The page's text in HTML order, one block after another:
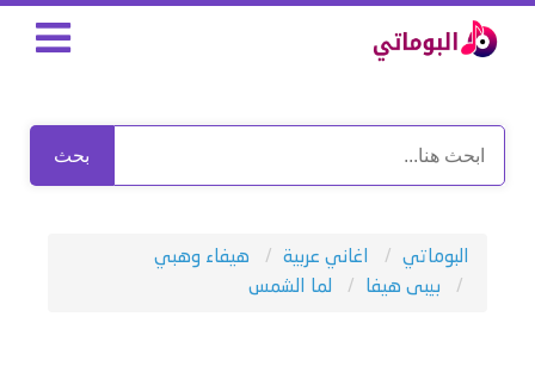
بحث
البوماتي اغاني عربية
هيفاء وهبي
بيبى هيفا
لما الشمس